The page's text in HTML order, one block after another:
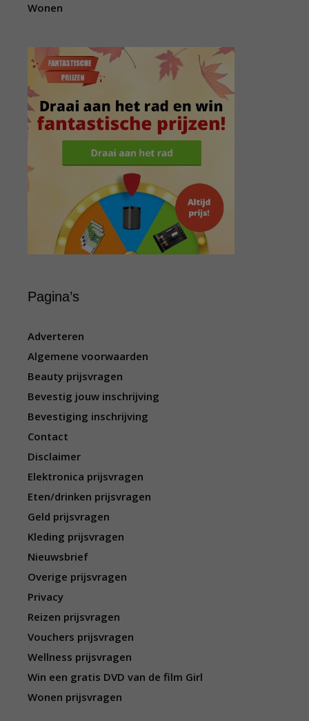
Wonen
Pagina’s
Adverteren
Algemene voorwaarden
Beauty prijsvragen
Bevestig jouw inschrijving
Bevestiging inschrijving
Contact
Disclaimer
Elektronica prijsvragen
Eten/drinken prijsvragen
Geld prijsvragen
Kleding prijsvragen
Nieuwsbrief
Overige prijsvragen
Privacy
Reizen prijsvragen
Vouchers prijsvragen
Wellness prijsvragen
Win een gratis DVD van de film Girl
Wonen prijsvragen